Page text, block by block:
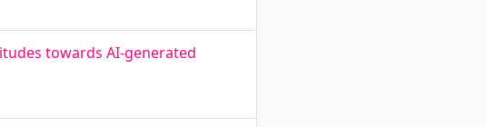
towards AI-generated